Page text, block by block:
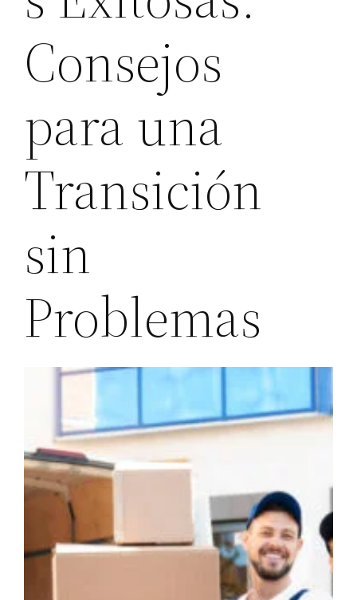
Consejos
para una
Transición
sin
Problemas